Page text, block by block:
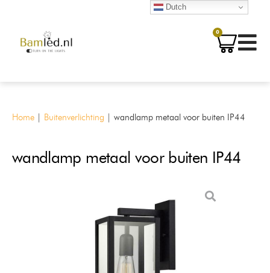
0
Home | Buitenverlichting | wandlamp metaal voor buiten IP44
wandlamp metaal voor buiten IP44
Dutch